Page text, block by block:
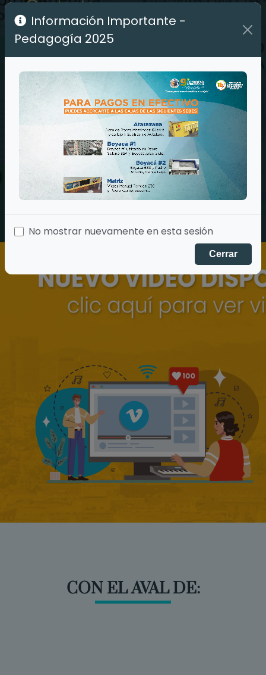
CON EL AVAL DE:
Información Importante -
Pedagogía 2025
No mostrar nuevamente en esta sesión
Cerrar